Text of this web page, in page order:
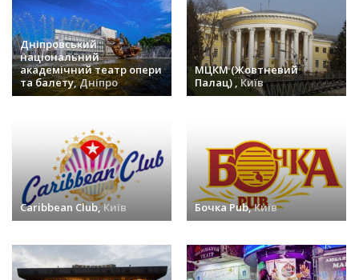
Дніпровський
національний
академічний театр опери
та балету,Дніпро
заходів (35) »
МЦКМ (Жовтневий
Палац) ,Київ
заходів (34) »
Caribbean Club,Київ
заходів (32) »
Бочка Pub,Київ
заходів (29) »